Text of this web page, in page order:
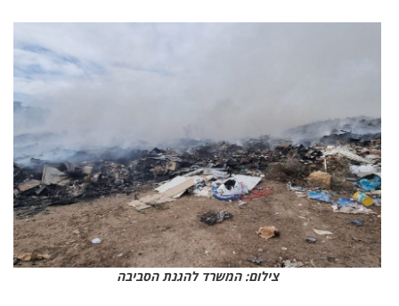
צילום: המשרד להגנת הסביבה